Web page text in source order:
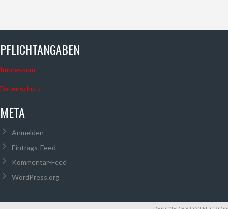
PFLICHTANGABEN
Impressum
Datenschutz
META
Anmelden
Eintrags-Feed
Kommentar-Feed
WordPress.org